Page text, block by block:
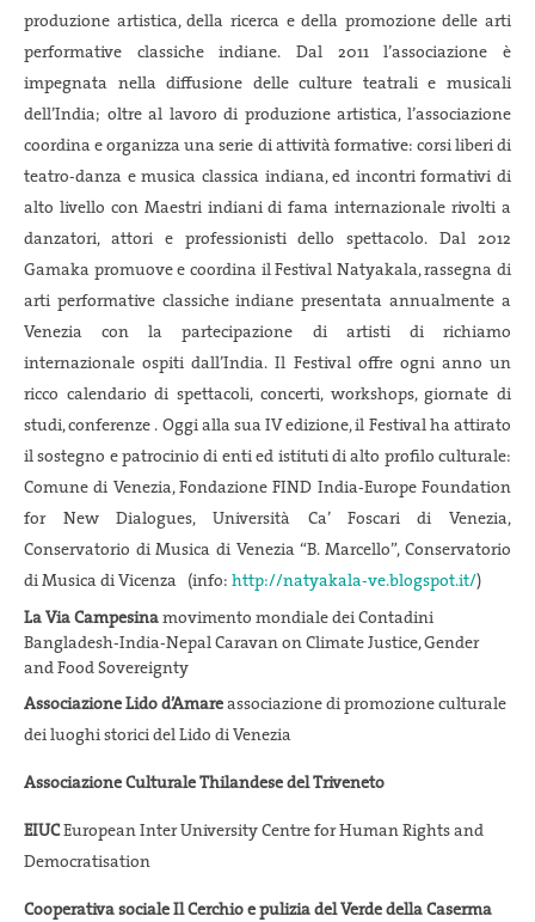
produzione artistica, della ricerca e della promozione delle arti
performative classiche indiane. Dal 2011 l’associazione è
impegnata nella diffusione delle culture teatrali e musicali
dell’India; oltre al lavoro di produzione artistica, l’associazione
coordina e organizza una serie di attività formative: corsi liberi di
teatro-danza e musica classica indiana, ed incontri formativi di
alto livello con Maestri indiani di fama internazionale rivolti a
danzatori, attori e professionisti dello spettacolo. Dal 2012
Gamaka promuove e coordina il Festival Natyakala, rassegna di
arti performative classiche indiane presentata annualmente a
Venezia con la partecipazione di artisti di richiamo
internazionale ospiti dall’India. Il Festival offre ogni anno un
ricco calendario di spettacoli, concerti, workshops, giornate di
studi, conferenze . Oggi alla sua IV edizione, il Festival ha attirato
il sostegno e patrocinio di enti ed istituti di alto profilo culturale:
Comune di Venezia, Fondazione FIND India-Europe Foundation
for New Dialogues, Università Ca’ Foscari di Venezia,
Conservatorio di Musica di Venezia “B. Marcello”, Conservatorio
di Musica di Vicenza (info: http://natyakala-ve.blogspot.it/)
La Via Campesina movimento mondiale dei Contadini
Bangladesh-India-Nepal Caravan on Climate Justice, Gender
and Food Sovereignty
Associazione Lido d’Amare associazione di promozione culturale
dei luoghi storici del Lido di Venezia
Associazione Culturale Thilandese del Triveneto
EIUC European Inter University Centre for Human Rights and
Democratisation
Cooperativa sociale Il Cerchio e pulizia del Verde della Caserma